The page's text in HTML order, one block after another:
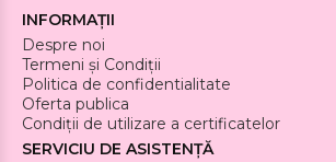
INFORMAȚII
Despre noi
Termeni și Condiții
Politica de confidentialitate
Oferta publica
Condiții de utilizare a certificatelor
SERVICIU DE ASISTENȚĂ